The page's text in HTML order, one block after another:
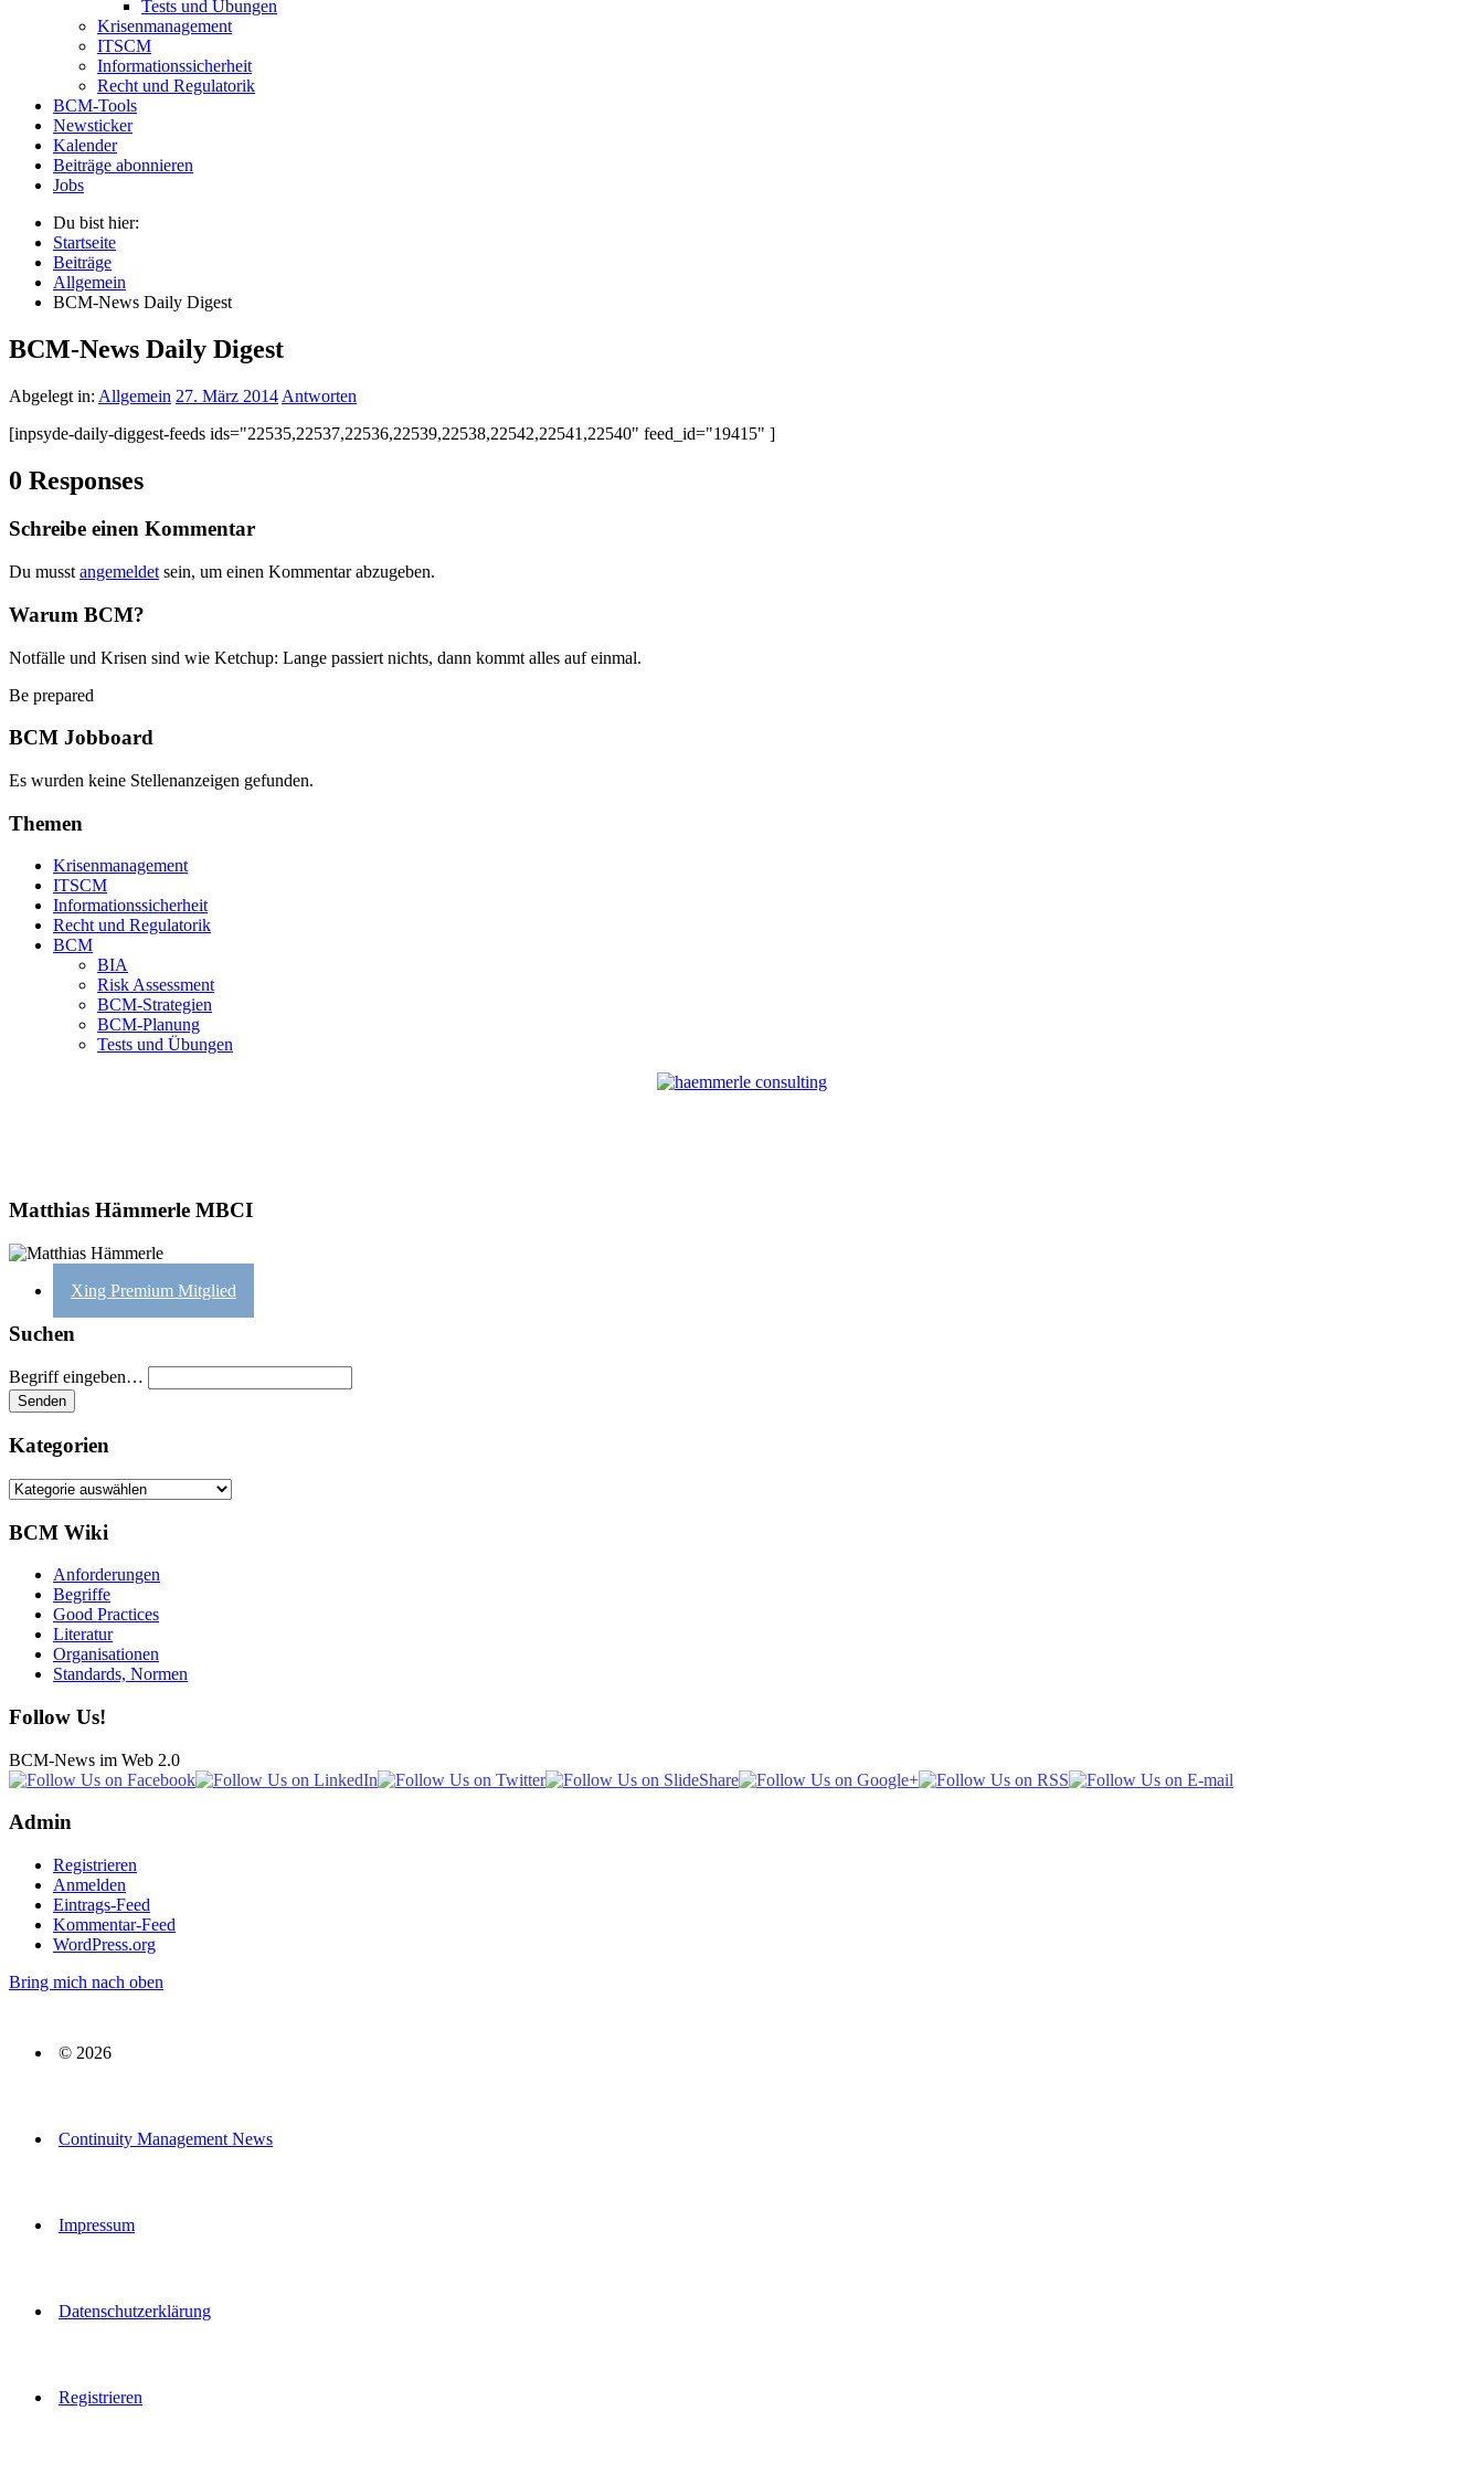
Tests und Übungen
Krisenmanagement
ITSCM
Informationssicherheit
Recht und Regulatorik
BCM-Tools
Newsticker
Kalender
Beiträge abonnieren
Jobs
Du bist hier:
Startseite
Beiträge
Allgemein
BCM-News Daily Digest
BCM-News Daily Digest
Abgelegt in: Allgemein 27. März 2014 Antworten
[inpsyde-daily-diggest-feeds ids="22535,22537,22536,22539,22538,22542,22541,22540" feed_id="19415" ]
0 Responses
Schreibe einen Kommentar
Du musst angemeldet sein, um einen Kommentar abzugeben.
Warum BCM?
Notfälle und Krisen sind wie Ketchup: Lange passiert nichts, dann kommt alles auf einmal.
Be prepared
BCM Jobboard
Es wurden keine Stellenanzeigen gefunden.
Themen
Krisenmanagement
ITSCM
Informationssicherheit
Recht und Regulatorik
BCM
BIA
Risk Assessment
BCM-Strategien
BCM-Planung
Tests und Übungen
Matthias Hämmerle MBCI
Xing Premium Mitglied
Suchen
Begriff eingeben…
Kategorien
Kategorien
BCM Wiki
Anforderungen
Begriffe
Good Practices
Literatur
Organisationen
Standards, Normen
Follow Us!
BCM-News im Web 2.0
Admin
Registrieren
Anmelden
Eintrags-Feed
Kommentar-Feed
WordPress.org
Bring mich nach oben
© 2026
Continuity Management News
Impressum
Datenschutzerklärung
Registrieren